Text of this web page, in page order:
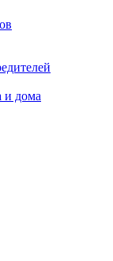
и дома